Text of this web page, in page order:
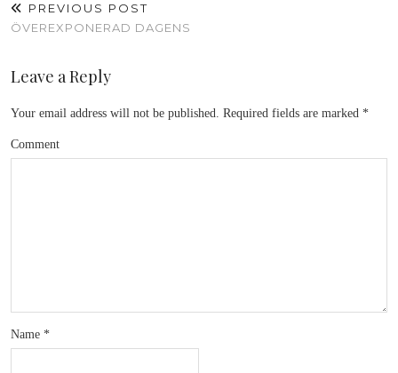
PREVIOUS POST
ÖVEREXPONERAD DAGENS
Leave a Reply
Your email address will not be published. Required fields are marked *
Comment
Name *